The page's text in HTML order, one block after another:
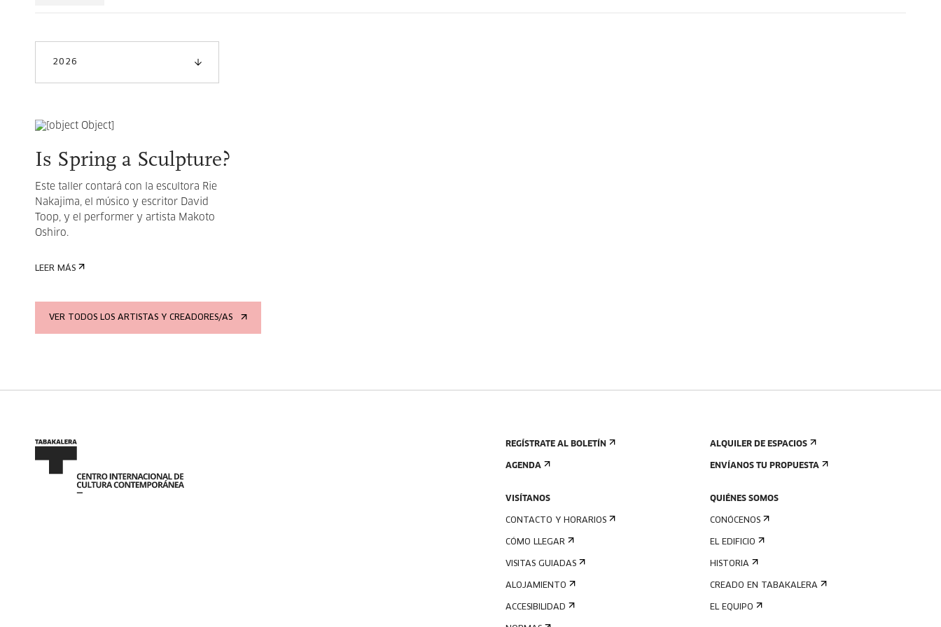
2026
Is Spring a Sculpture?
Este taller contará con la escultora Rie
Nakajima, el músico y escritor David
Toop, y el performer y artista Makoto
Oshiro.
LEER MÁS
VER TODOS LOS ARTISTAS Y CREADORES/AS
REGÍSTRATE AL BOLETÍN
AGENDA
VISÍTANOS
CONTACTO Y HORARIOS
CÓMO LLEGAR
VISITAS GUIADAS
ALOJAMIENTO
ACCESIBILIDAD
ALQUILER DE ESPACIOS
ENVÍANOS TU PROPUESTA
QUIÉNES SOMOS
CONÓCENOS
EL EDIFICIO
HISTORIA
CREADO EN TABAKALERA
EL EQUIPO